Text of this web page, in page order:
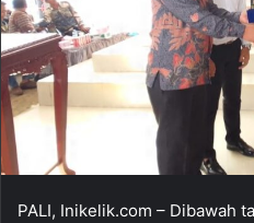
PALI, Inikelik.com – Dibawah